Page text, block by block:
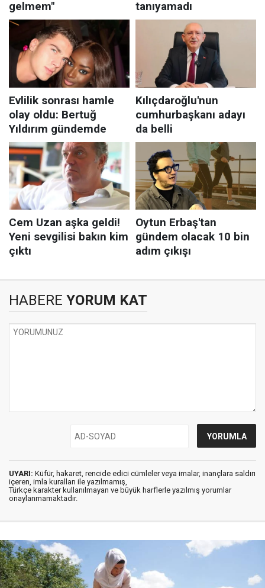
HABERE YORUM KAT
UYARI: Küfür, hakaret, rencide edici cümleler veya imalar, inançlara saldırı
içeren, imla kuralları ile yazılmamış,
Türkçe karakter kullanılmayan ve büyük harflerle yazılmış yorumlar
onaylanmamaktadır.